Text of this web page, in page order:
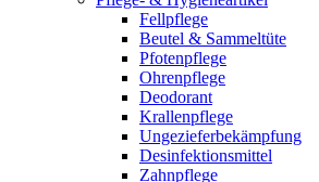
Fellpflege
Beutel & Sammeltüte
Pfotenpflege
Ohrenpflege
Deodorant
Krallenpflege
Ungezieferbekämpfung
Desinfektionsmittel
Zahnpflege